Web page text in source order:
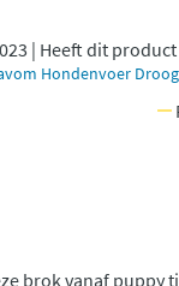
| Heeft dit
Hondenvoer
brok vanaf puppy